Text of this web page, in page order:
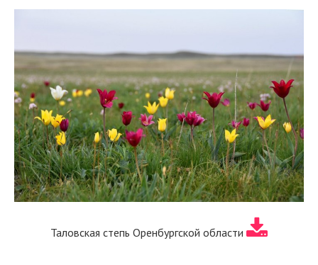
Таловская степь Оренбургской области